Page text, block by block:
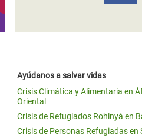
Ayúdanos a salvar vidas
Crisis Climática y Alimentaria en
Oriental
Crisis de Refugiados Rohinyá en
Crisis de Personas Refugiadas en